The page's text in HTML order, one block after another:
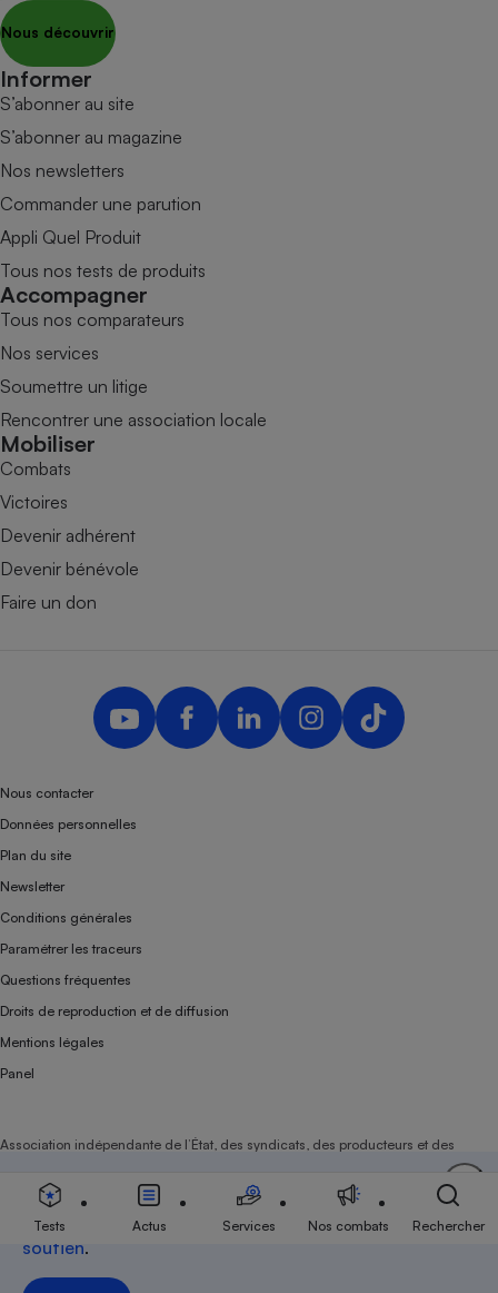
Soutenez-nous
Aujourd'hui plus que jamais, nous comptons sur
votre
soutien.
Nous découvrir
Informer
S’abonner au site
S’abonner au magazine
Nos newsletters
Commander une parution
Appli Quel Produit
Tous nos tests de produits
Accompagner
Tous nos comparateurs
Nos services
Soumettre un litige
Rencontrer une association locale
Mobiliser
Combats
Victoires
Devenir adhérent
Devenir bénévole
Faire un don
Nous contacter
Données personnelles
Plan du site
Newsletter
Conditions générales
Paramétrer les traceurs
Questions fréquentes
Droits de reproduction et de diffusion
Mentions légales
Panel
Association indépendante de l’État, des syndicats, des producteurs et des
Tests Actus Services Nos combats Rechercher